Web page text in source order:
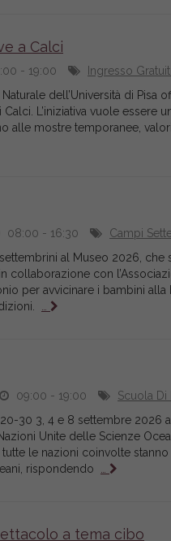
a Calci
- 19:00
Ingresso
dell’Università di Pisa
L’iniziativa vuole essere
alle mostre temporanee,
08:00 - 16:30
Campi
al Museo 2026,
collaborazione con
per avvicinare i bambini alla
09:00 - 19:00
Scuola Di
30 3, 4 e 8 settembre 2026
Unite delle Scienze
le nazioni coinvolte
rispondendo
a tema cibo